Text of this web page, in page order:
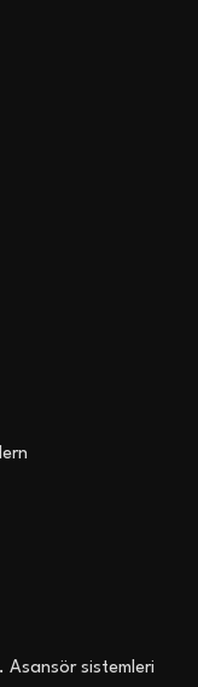
Asansör sistemleri